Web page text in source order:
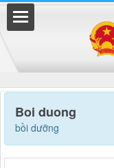
Boi duong
bồi dưỡng
Đã kết nối EMC